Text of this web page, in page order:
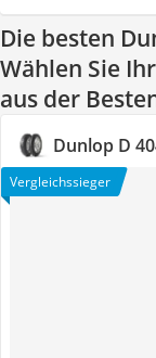
Die besten
Wählen Sie
aus der
Dunlop D
Vergleichssieger